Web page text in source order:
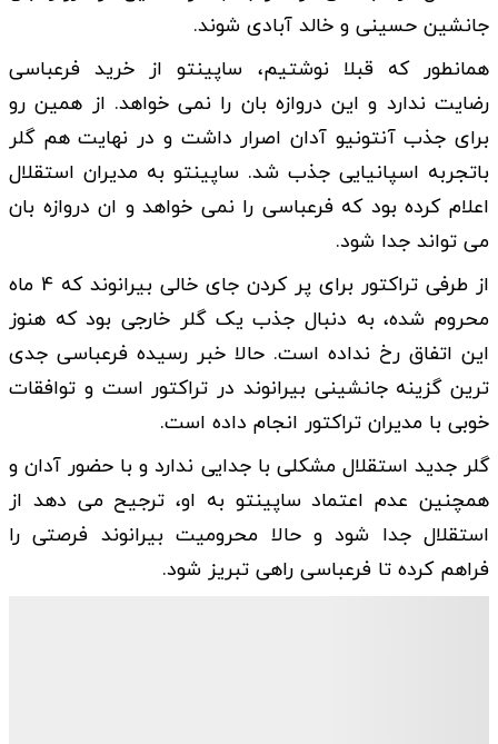
جانشین حسینی و خالد آبادی شوند.
همانطور که قبلا نوشتیم، ساپینتو از خرید فرعباسی
رضایت ندارد و این دروازه بان را نمی خواهد. از همین رو
برای جذب آنتونیو آدان اصرار داشت و در نهایت هم گلر
باتجربه اسپانیایی جذب شد. ساپینتو به مدیران استقلال
اعلام کرده بود که فرعباسی را نمی خواهد و ان دروازه بان
می تواند جدا شود.
از طرفی تراکتور برای پر کردن جای خالی بیرانوند که 4 ماه
محروم شده، به دنبال جذب یک گلر خارجی بود که هنوز
این اتفاق رخ نداده است. حالا خبر رسیده فرعباسی جدی
ترین گزینه جانشینی بیرانوند در تراکتور است و توافقات
خوبی با مدیران تراکتور انجام داده است.
گلر جدید استقلال مشکلی با جدایی ندارد و با حضور آدان و
همچنین عدم اعتماد ساپینتو به او، ترجیح می دهد از
استقلال جدا شود و حالا محرومیت بیرانوند فرصتی را
فراهم کرده تا فرعباسی راهی تبریز شود.